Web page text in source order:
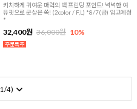
키치하게 귀여운 매력의 백 프린팅 포인트! 넉넉한 여
유핏으로 군살은 쏙! (2color / F,L) *8/7(금) 입고예정
*
32,400원 36,000원 10%
1 /4)